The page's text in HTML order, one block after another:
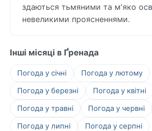
здаються тьмяними та м'яко
невеликими проясненнями.
Інші місяці в Ґренада
Погода у січні
Погода у лютому
Погода у березні
Погода у квітні
Погода у травні
Погода у червні
Погода у липні
Погода у серпні